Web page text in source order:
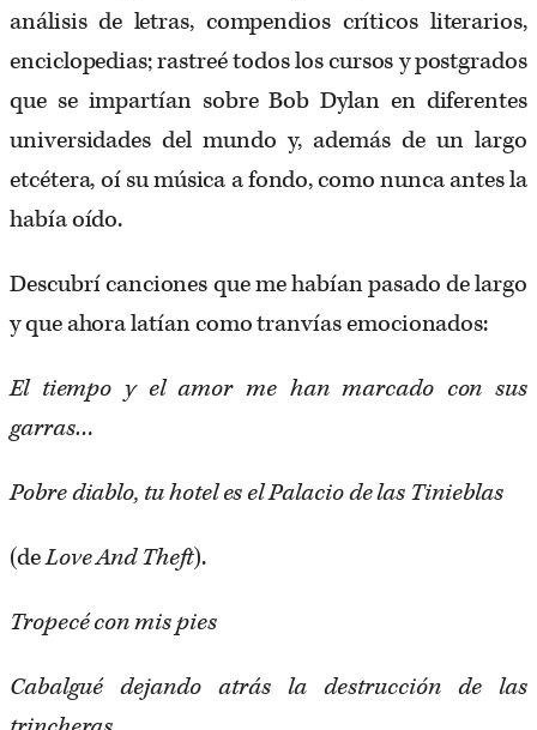
análisis de letras, compendios críticos literarios,
enciclopedias; rastreé todos los cursos y postgrados
que se impartían sobre Bob Dylan en diferentes
universidades del mundo y, además de un largo
etcétera, oí su música a fondo, como nunca antes la
había oído.
Descubrí canciones que me habían pasado de largo
y que ahora latían como tranvías emocionados:
El tiempo y el amor me han marcado con sus
garras…
Pobre diablo, tu hotel es el Palacio de las Tinieblas
(de ​Love And Theft).
Tropecé con mis pies
Cabalgué dejando atrás la destrucción de las